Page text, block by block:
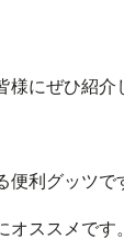
にぜひ紹
利グッツで
ススメです。